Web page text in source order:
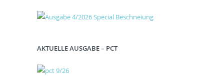
AKTUELLE AUSGABE – PCT